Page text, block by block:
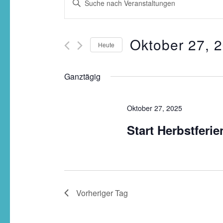
Suche
und
Navigation
nach
Heute Oktober 27,
Ganztägig
Oktober 27, 2025
Start
Vorheriger Tag